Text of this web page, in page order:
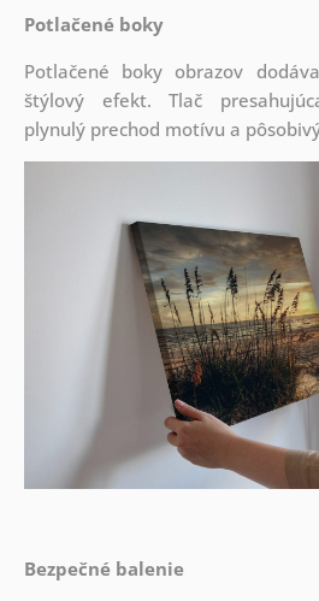
Potlačené boky
Potlačené boky obrazov
štýlový efekt. Tlač
plynulý prechod motívu a
Bezpečné balenie